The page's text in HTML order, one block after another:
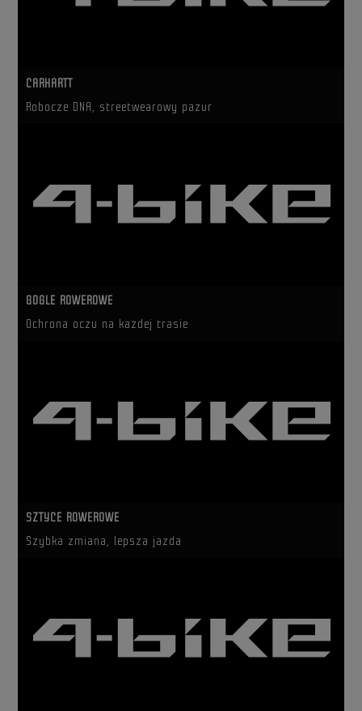
CARHARTT
Robocze DNA, streetwearowy pazur
GOGLE ROWEROWE
Ochrona oczu na każdej trasie
SZTYCE ROWEROWE
Szybka zmiana, lepsza jazda